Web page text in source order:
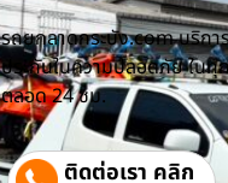
รถยกลาดกระบัง.com บริก
ประกันในความปลอดภัย ในทุ
ตลอด 24 ชม.
ติดต่อเรา คลิก